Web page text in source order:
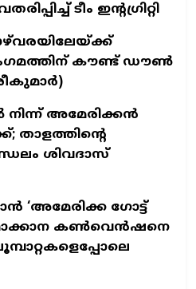
ടീം ഇന്റഗ്രിറ്റി
കൗണ്ട് ഡൗണ്‍
അമേരിക്കൻ
താളത്തിന്റെ
ശിവദാസ്
‘അമേരിക്ക ഗോട്ട്
ഫൊക്കാന കൺവെൻഷനെ